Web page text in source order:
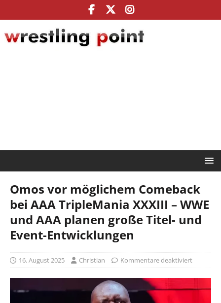
Omos vor möglichem Comeback
bei AAA TripleMania XXXIII – WWE
und AAA planen große Titel- und
Event-Entwicklungen
16. August 2025 Christian Kommentare deaktiviert